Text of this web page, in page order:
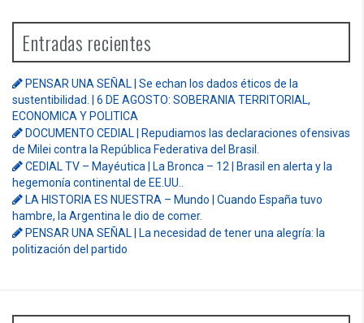
Entradas recientes
PENSAR UNA SEÑAL | Se echan los dados éticos de la
sustentibilidad. | 6 DE AGOSTO: SOBERANIA TERRITORIAL,
ECONOMICA Y POLITICA
DOCUMENTO CEDIAL | Repudiamos las declaraciones ofensivas
de Milei contra la República Federativa del Brasil.
CEDIAL TV – Mayéutica | La Bronca – 12 | Brasil en alerta y la
hegemonía continental de EE.UU..
LA HISTORIA ES NUESTRA – Mundo | Cuando España tuvo
hambre, la Argentina le dio de comer.
PENSAR UNA SEÑAL | La necesidad de tener una alegría: la
politización del partido